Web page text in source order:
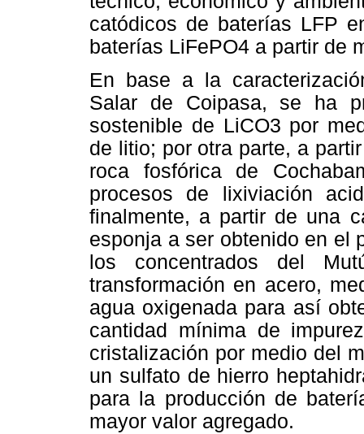
catódicos de baterías LFP
baterías LiFePO4 a partir de
En base a la
Salar de Coipasa, se ha
sostenible de LiCO3 por
de litio; por otra parte, a
roca fosfórica de
procesos de lixiviación
finalmente, a partir de una
esponja a ser obtenido en el
los concentrados del
transformación en acero,
agua oxigenada para así
cantidad mínima de
cristalización por medio del
un sulfato de hierro
para la producción de
mayor valor agregado.